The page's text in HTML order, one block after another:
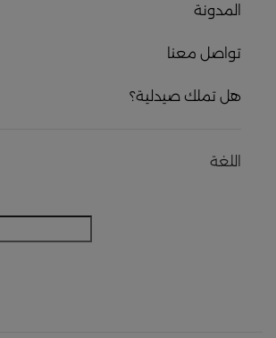
المدونة
تواصل معنا
هل تملك صيدلية؟
اللغة